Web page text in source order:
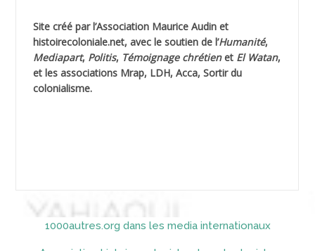
AHLOUCHE Mabrouk *
AIBLIED Ahmed
AICI (ou AISSI) Laïd
Site créé par l’Association Maurice Audinet
histoirecoloniale.net, avec le soutien de l’Humanité,
Mediapart, Politis, Témoignage chrétienet El Watan,
et les associations Mrap, LDH, Acca, Sortir du
colonialisme.
1000autres.org dans les media internationaux